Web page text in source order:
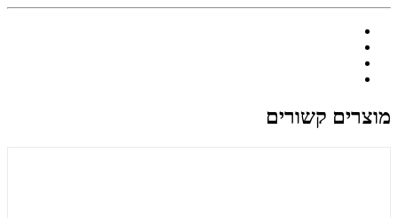
מוצרים קשורים